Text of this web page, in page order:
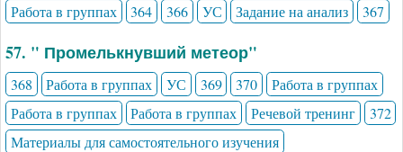
Работа в группах
364 366 УС Задание на анализ 367
57. " Промелькнувший метеор"
368 Работа в группах УС 369 370
Работа в группах
Работа в группах
Работа в группах Речевой тренинг
372
Материалы для самостоятельного изучения